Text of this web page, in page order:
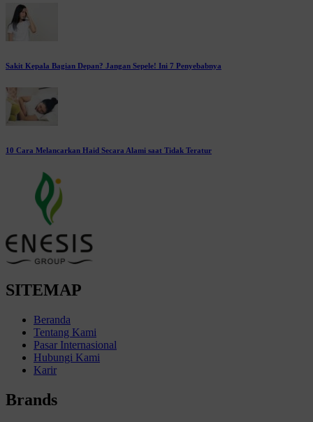
Sakit Kepala Bagian Depan? Jangan Sepele! Ini 7 Penyebabnya
10 Cara Melancarkan Haid Secara Alami saat Tidak Teratur
SITEMAP
Beranda
Tentang Kami
Pasar Internasional
Hubungi Kami
Karir
Brands